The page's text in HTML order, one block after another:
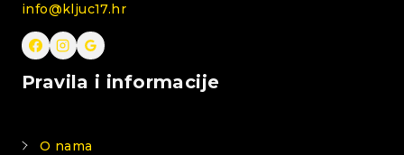
info@kljuc17.hr
Pravila i informacije
O nama